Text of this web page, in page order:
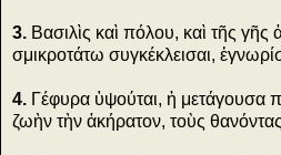
3. Βασιλὶς καὶ πόλου, καὶ τῆς γῆς
σμικροτάτω συγκέκλεισαι,
4. Γέφυρα ὑψούται, ἡ μετάγουσα
ζωὴν τὴν ἀκήρατον, τοὺς